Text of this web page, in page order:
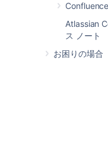
Atlassian
ス ノート
お困りの場合